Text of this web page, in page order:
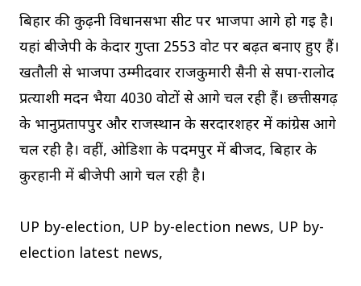
बिहार की कुढ़नी विधानसभा सीट पर भाजपा आगे हो गई है।
यहां बीजेपी के केदार गुप्ता 2553 वोट पर बढ़त बनाए हुए हैं।
खतौली से भाजपा उम्मीदवार राजकुमारी सैनी से सपा-रालोद
प्रत्‍याशी मदन भैया 4030 वोटों से आगे चल रही हैं। छत्तीसगढ़
के भानुप्रतापपुर और राजस्थान के सरदारशहर में कांग्रेस आगे
चल रही है। वहीं, ओडिशा के पदमपुर में बीजद, बिहार के
कुरहानी में बीजेपी आगे चल रही है।
UP by-election, UP by-election news, UP by-
election latest news,